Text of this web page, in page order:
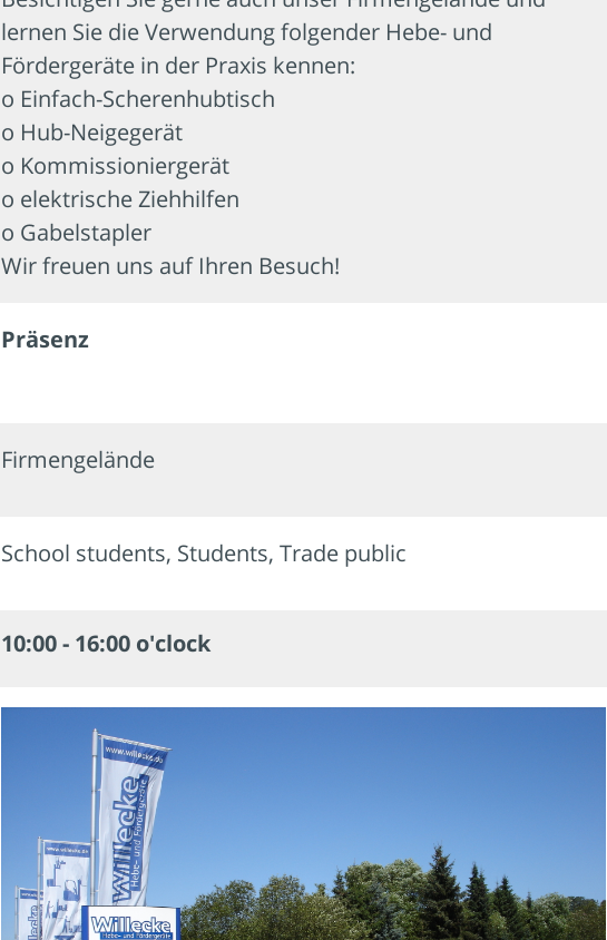
lernen Sie die Verwendung folgender Hebe- und
Fördergeräte in der Praxis kennen:
o Einfach-Scherenhubtisch
o Hub-Neigegerät
o Kommissioniergerät
o elektrische Ziehhilfen
o Gabelstapler
Wir freuen uns auf Ihren Besuch!
Präsenz
Firmengelände
School students, Students, Trade public
10:00 - 16:00 o'clock